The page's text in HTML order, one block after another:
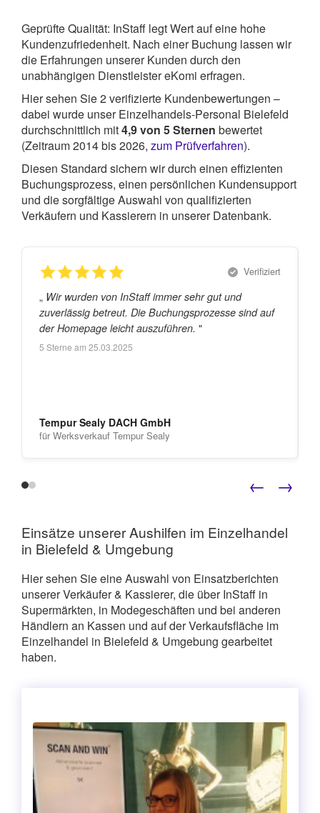
Geprüfte Qualität: InStaff legt Wert auf eine hohe
Kundenzufriedenheit. Nach einer Buchung lassen wir
die Erfahrungen unserer Kunden durch den
unabhängigen Dienstleister eKomi erfragen.
Hier sehen Sie2verifizierte Kundenbewertungen –
dabei wurde unser Einzelhandels-Personal Bielefeld
durchschnittlich mit4,9von 5Sternen bewertet
(Zeitraum 2014 bis 2026, zum Prüfverfahren).
Diesen Standard sichern wir durch einen effizienten
Buchungsprozess, einen persönlichen Kundensupport
und die sorgfältige Auswahl von qualifizierten
Verkäufern und Kassierern in unserer Datenbank.
Verifiziert
„
zuverlässig betreut. Die Buchungsprozesse sind auf
der Homepage leicht auszuführen. "
5 Sterne am 25.03.2025
Tempur Sealy DACH GmbH
für Werksverkauf Tempur Sealy
← →
Einsätze unserer Aushilfen im Einzelhandel
in Bielefeld & Umgebung
Hier sehen Sie eine Auswahl von Einsatzberichten
unserer Verkäufer & Kassierer, die über InStaff in
Supermärkten, in Modegeschäften und bei anderen
Händlern an Kassen und auf der Verkaufsfläche im
Einzelhandel in Bielefeld & Umgebung gearbeitet
haben.